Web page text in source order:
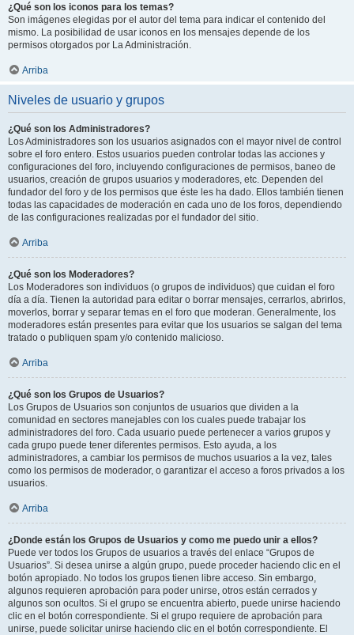
¿Qué son los iconos para los temas?
Son imágenes elegidas por el autor del tema para indicar el contenido del
mismo. La posibilidad de usar iconos en los mensajes depende de los
permisos otorgados por La Administración.
Arriba
Niveles de usuario y grupos
¿Qué son los Administradores?
Los Administradores son los usuarios asignados con el mayor nivel de control
sobre el foro entero. Estos usuarios pueden controlar todas las acciones y
configuraciones del foro, incluyendo configuraciones de permisos, baneo de
usuarios, creación de grupos usuarios y moderadores, etc. Dependen del
fundador del foro y de los permisos que éste les ha dado. Ellos también tienen
todas las capacidades de moderación en cada uno de los foros, dependiendo
de las configuraciones realizadas por el fundador del sitio.
Arriba
¿Qué son los Moderadores?
Los Moderadores son individuos (o grupos de individuos) que cuidan el foro
día a día. Tienen la autoridad para editar o borrar mensajes, cerrarlos, abrirlos,
moverlos, borrar y separar temas en el foro que moderan. Generalmente, los
moderadores están presentes para evitar que los usuarios se salgan del tema
tratado o publiquen spam y/o contenido malicioso.
Arriba
¿Qué son los Grupos de Usuarios?
Los Grupos de Usuarios son conjuntos de usuarios que dividen a la
comunidad en sectores manejables con los cuales puede trabajar los
administradores del foro. Cada usuario puede pertenecer a varios grupos y
cada grupo puede tener diferentes permisos. Esto ayuda, a los
administradores, a cambiar los permisos de muchos usuarios a la vez, tales
como los permisos de moderador, o garantizar el acceso a foros privados a los
usuarios.
Arriba
¿Donde están los Grupos de Usuarios y como me puedo unir a ellos?
Puede ver todos los Grupos de usuarios a través del enlace “Grupos de
Usuarios”. Si desea unirse a algún grupo, puede proceder haciendo clic en el
botón apropiado. No todos los grupos tienen libre acceso. Sin embargo,
algunos requieren aprobación para poder unirse, otros están cerrados y
algunos son ocultos. Si el grupo se encuentra abierto, puede unirse haciendo
clic en el botón correspondiente. Si el grupo requiere de aprobación para
unirse, puede solicitar unirse haciendo clic en el botón correspondiente. El